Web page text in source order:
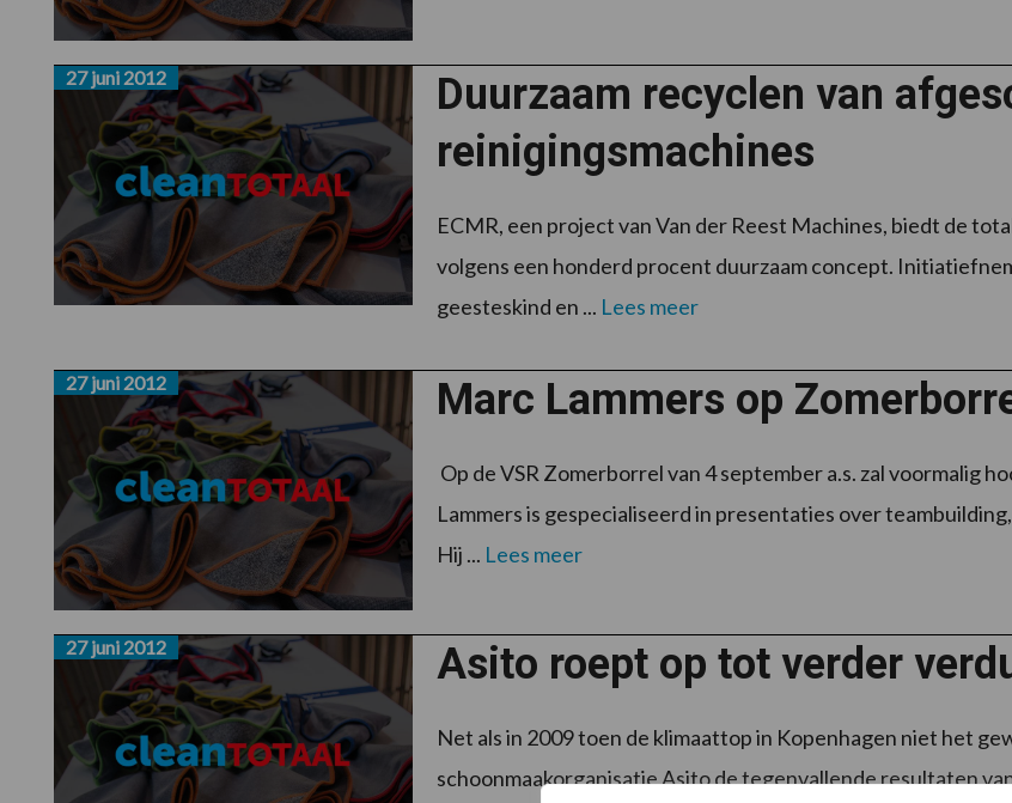
Duurzaam recyclen van
reinigingsmachines
27 juni 2012
ECMR, een project van Van der Reest Machines, biedt de
volgens een honderd procent duurzaam concept.
geesteskind en ... Lees meer
Marc Lammers op
27 juni 2012
Op de VSR Zomerborrel van 4 september a.s. zal voormalig
Lammers is gespecialiseerd in presentaties over
Hij ... Lees meer
Asito roept op tot verder
27 juni 2012
Net als in 2009 toen de klimaattop in Kopenhagen niet het
schoonmaakorganisatie Asito de tegenvallende resultaten